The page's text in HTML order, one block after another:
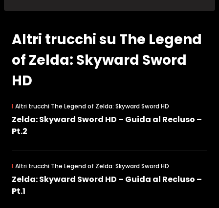
Altri trucchi su The Legend
of Zelda: Skyward Sword
HD
Altri trucchi The Legend of Zelda: Skyward Sword HD
Zelda: Skyward Sword HD – Guida al Recluso –
Pt.2
Altri trucchi The Legend of Zelda: Skyward Sword HD
Zelda: Skyward Sword HD – Guida al Recluso –
Pt.1